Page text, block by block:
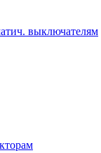
выключателям